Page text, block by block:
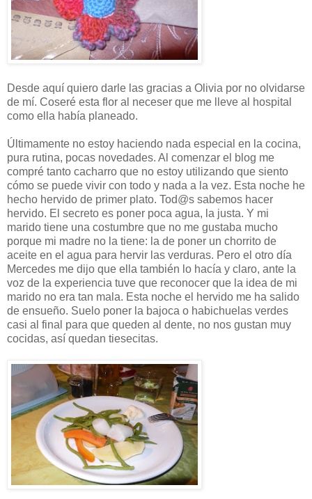
Desde aquí quiero darle las gracias a Olivia por no olvidarse
de mí. Coseré esta flor al neceser que me lleve al hospital
como ella había planeado.
Últimamente no estoy haciendo nada especial en la cocina,
pura rutina, pocas novedades. Al comenzar el blog me
compré tanto cacharro que no estoy utilizando que siento
cómo se puede vivir con todo y nada a la vez. Esta noche he
hecho hervido de primer plato. Tod@s sabemos hacer
hervido. El secreto es poner poca agua, la justa. Y mi
marido tiene una costumbre que no me gustaba mucho
porque mi madre no la tiene: la de poner un chorrito de
aceite en el agua para hervir las verduras. Pero el otro día
Mercedes me dijo que ella también lo hacía y claro, ante la
voz de la experiencia tuve que reconocer que la idea de mi
marido no era tan mala. Esta noche el hervido me ha salido
de ensueño. Suelo poner la bajoca o habichuelas verdes
casi al final para que queden al dente, no nos gustan muy
cocidas, así quedan tiesecitas.